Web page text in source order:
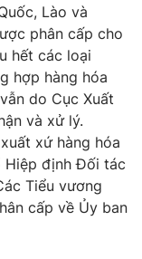
sản
Việt
Lào và
phân cấp cho
hết các loại
hợp hàng hóa
do Cục Xuất
và xử lý.
xứ hàng hóa
Hiệp định Đối tác
Tiểu vương
cấp về Ủy ban